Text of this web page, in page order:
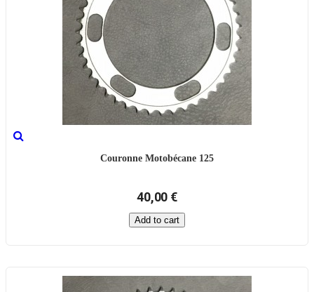
Couronne Motobécane 125
40,00 €
Add to cart